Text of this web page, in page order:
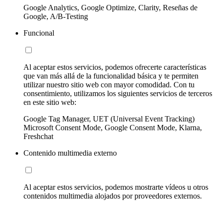
Google Analytics, Google Optimize, Clarity, Reseñas de
Google, A/B-Testing
Funcional
Al aceptar estos servicios, podemos ofrecerte características
que van más allá de la funcionalidad básica y te permiten
utilizar nuestro sitio web con mayor comodidad. Con tu
consentimiento, utilizamos los siguientes servicios de terceros
en este sitio web:
Google Tag Manager, UET (Universal Event Tracking)
Microsoft Consent Mode, Google Consent Mode, Klarna,
Freshchat
Contenido multimedia externo
Al aceptar estos servicios, podemos mostrarte vídeos u otros
contenidos multimedia alojados por proveedores externos.